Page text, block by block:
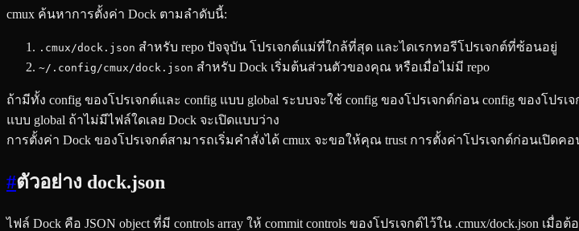
cmux ค้นหาการตั้งค่า Dock ตามลำดับนี้:
.cmux/dock.json สำหรับ repo ปัจจุบัน โปรเจกต์แม่ที่ใกล้ที่สุด และไดเรกทอรีโปรเจกต์ที่ซ้อนอยู่
~/.config/cmux/dock.json สำหรับ Dock เริ่มต้นส่วนตัวของคุณ หรือเมื่อไม่มี repo
ถ้ามีทั้ง config ของโปรเจกต์และ config แบบ global ระบบจะใช้ config ของโปรเจกต์ก่อน config ของโป
แบบ global ถ้าไม่มีไฟล์ใดเลย Dock จะเปิดแบบว่าง
การตั้งค่า Dock ของโปรเจกต์สามารถเริ่มคำสั่งได้ cmux จะขอให้คุณ trust การตั้งค่าโปรเจกต์ก่อนเปิดค
#ตัวอย่าง dock.json
ไฟล์ Dock คือ JSON object ที่มี controls array ให้ commit controls ของโปรเจกต์ไว้ใน .cmux/dock.json